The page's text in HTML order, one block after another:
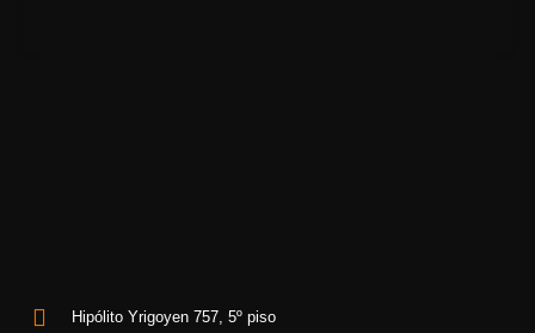
Hipólito Yrigoyen 757, 5º piso